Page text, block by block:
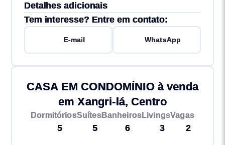
Detalhes adicionais
Tem interesse? Entre em contato:
E-mail WhatsApp
CASA EM CONDOMÍNIO à venda
em Xangri-lá, Centro
Dormitórios
5
Suítes
5
Banheiros
6
Livings
3
Vagas
2